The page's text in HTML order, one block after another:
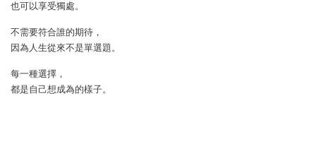
也可以享受獨處。
不需要符合誰的期待，
因為人生從來不是單選題。
每一種選擇，
都是自己想成為的樣子。